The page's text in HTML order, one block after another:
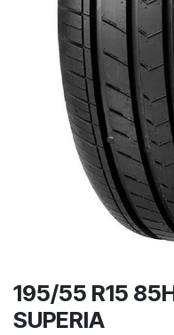
195/55 R15
SUPERIA